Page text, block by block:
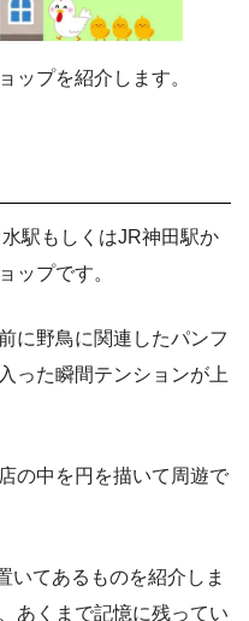
ップを紹介します。
駅もしくはJR神田駅か
ップです。
に野鳥に関連したパンフ
った瞬間テンションが上
の中を円を描いて周遊で
いてあるものを紹介しま
あくまで記憶に残ってい